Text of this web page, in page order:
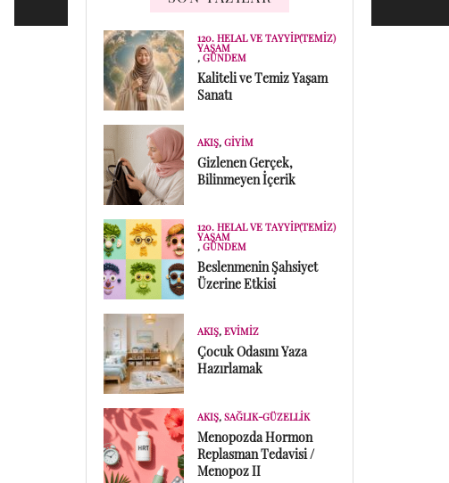
120. HELAL VE TAYYIP(TEMIZ)
YAŞAM
, GÜNDEM
Kaliteli ve Temiz Yaşam
Sanatı
AKIŞ, GIYIM
Gizlenen Gerçek,
Bilinmeyen İçerik
120. HELAL VE TAYYIP(TEMIZ)
YAŞAM
, GÜNDEM
Beslenmenin Şahsiyet
Üzerine Etkisi
AKIŞ, EVIMIZ
Çocuk Odasını Yaza
Hazırlamak
AKIŞ, SAĞLIK-GÜZELLIK
Menopozda Hormon
Replasman Tedavisi /
Menopoz II